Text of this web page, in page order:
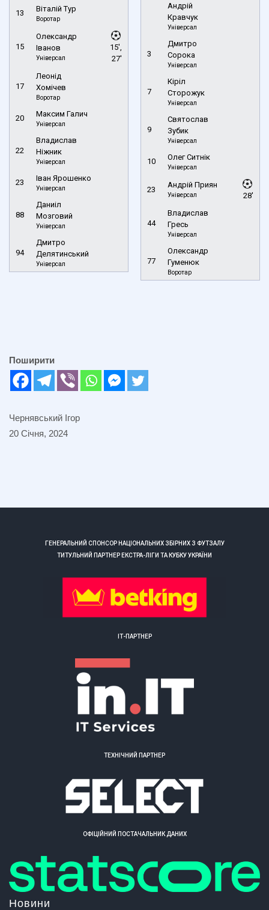
13 Віталій Тур
Воротар
15
Олександр
Іванов
Універсал
15',
27'
17
Леонід
Хомічев
Воротар
20 Максим Галич
Універсал
22
Владислав
Ніжник
Універсал
23 Іван Ярошенко
Універсал
88
Даниіл
Мозговий
Універсал
94
Дмитро
Делятинський
Універсал
Андрій
Кравчук
Універсал
3
Дмитро
Сорока
Універсал
7
Кіріл
Сторожук
Універсал
9
Святослав
Зубик
Універсал
10 Олег Ситнік
Універсал
23
Андрій Приян
Універсал 28'
44
Владислав
Гресь
Універсал
77
Олександр
Гуменюк
Воротар
Поширити
Чернявський Ігор
20 Січня, 2024
ГЕНЕРАЛЬНИЙ СПОНСОР НАЦІОНАЛЬНИХ ЗБІРНИХ З ФУТЗАЛУ
ТИТУЛЬНИЙ ПАРТНЕР ЕКСТРА-ЛІГИ ТА КУБКУ УКРАЇНИ
ІТ-ПАРТНЕР
ТЕХНІЧНИЙ ПАРТНЕР
ОФІЦІЙНИЙ ПОСТАЧАЛЬНИК ДАНИХ
Новини